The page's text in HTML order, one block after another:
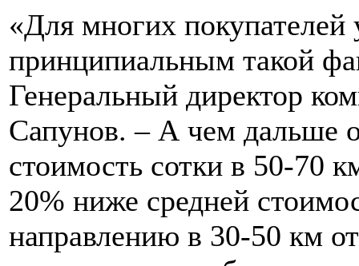
«Для многих покупателей
принципиальным такой
Генеральный директор
Сапунов. – А чем дальше
стоимость сотки в 50-
20% ниже средней
направлению в 30-50 км